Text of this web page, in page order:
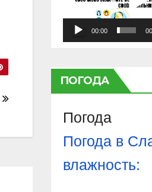
00:00
ПОГОДА
Погода
Погода в
влажность: